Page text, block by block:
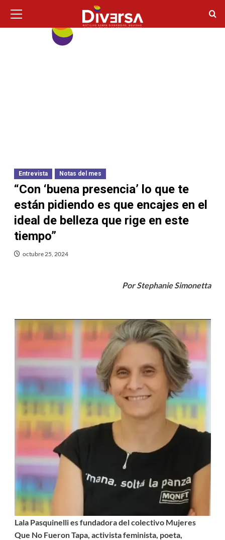
contenido
principal
Entrevista Notas del mes
“Con ‘buena presencia’ lo que te
están pidiendo es que encajes en el
ideal de belleza que rige en este
tiempo”
octubre 25, 2024
Por Stephanie Simonetta
Lala Pasquinelli es fundadora del colectivo Mujeres
Que No Fueron Tapa, activista feminista, poeta,